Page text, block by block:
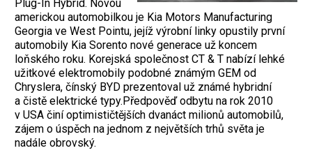
Plug-In Hybrid. Novou
americkou automobilkou je Kia Motors Manufacturing
Georgia ve West Pointu, jejíž výrobní linky opustily první
automobily Kia Sorento nové generace už koncem
loňského roku. Korejská společnost CT & T nabízí lehké
užitkové elektromobily podobné známým GEM od
Chryslera, čínský BYD prezentoval už známé hybridní
a čistě elektrické typy.Předpověď odbytu na rok 2010
v USA činí optimističtějších dvanáct milionů automobilů,
zájem o úspěch na jednom z největších trhů světa je
nadále obrovský.